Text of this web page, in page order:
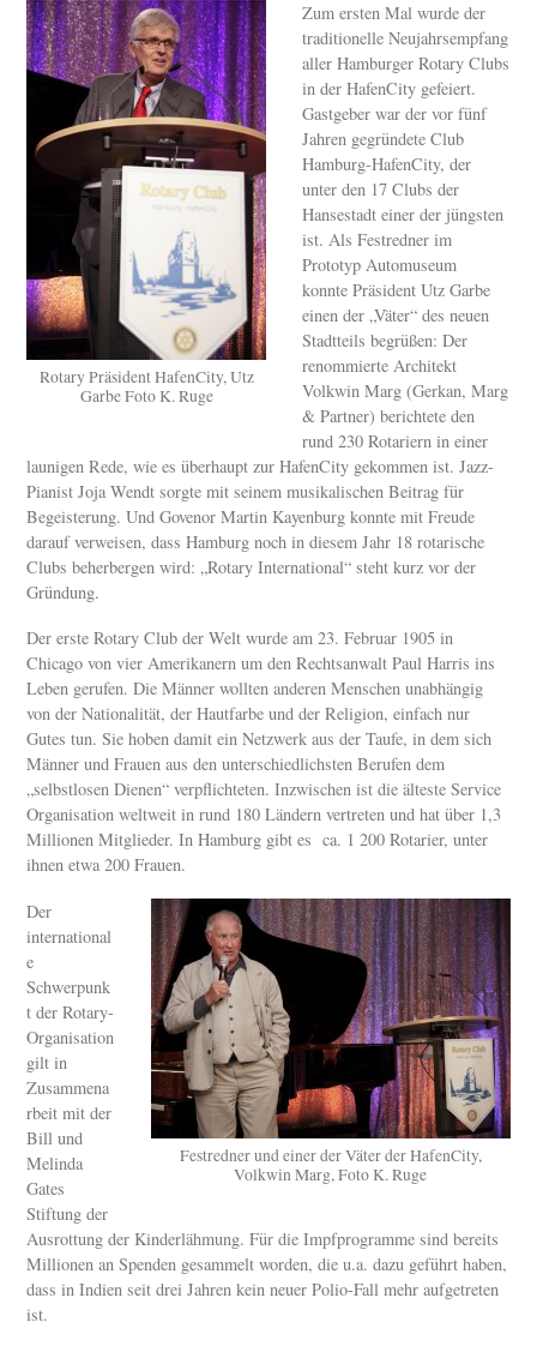
Rotary Präsident HafenCity, Utz
Garbe Foto K. Ruge
Zum ersten Mal wurde der
traditionelle Neujahrsempfang
aller Hamburger Rotary Clubs
in der HafenCity gefeiert.
Gastgeber war der vor fünf
Jahren gegründete Club
Hamburg-HafenCity, der
unter den 17 Clubs der
Hansestadt einer der jüngsten
ist. Als Festredner im
Prototyp Automuseum
konnte Präsident Utz Garbe
einen der „Väter“ des neuen
Stadtteils begrüßen: Der
renommierte Architekt
Volkwin Marg (Gerkan, Marg
& Partner) berichtete den
rund 230 Rotariern in einer
launigen Rede, wie es überhaupt zur HafenCity gekommen ist. Jazz-
Pianist Joja Wendt sorgte mit seinem musikalischen Beitrag für
Begeisterung. Und Govenor Martin Kayenburg konnte mit Freude
darauf verweisen, dass Hamburg noch in diesem Jahr 18 rotarische
Clubs beherbergen wird: „Rotary International“ steht kurz vor der
Gründung.
Der erste Rotary Club der Welt wurde am 23. Februar 1905 in
Chicago von vier Amerikanern um den Rechtsanwalt Paul Harris ins
Leben gerufen. Die Männer wollten anderen Menschen unabhängig
von der Nationalität, der Hautfarbe und der Religion, einfach nur
Gutes tun. Sie hoben damit ein Netzwerk aus der Taufe, in dem sich
Männer und Frauen aus den unterschiedlichsten Berufen dem
„selbstlosen Dienen“ verpflichteten. Inzwischen ist die älteste Service
Organisation weltweit in rund 180 Ländern vertreten und hat über 1,3
Millionen Mitglieder. In Hamburg gibt es ca. 1 200 Rotarier, unter
ihnen etwa 200 Frauen.
Festredner und einer der Väter der HafenCity,
Volkwin Marg, Foto K. Ruge
Der
international
e
Schwerpunk
t der Rotary-
Organisation
gilt in
Zusammena
rbeit mit der
Bill und
Melinda
Gates
Stiftung der
Ausrottung der Kinderlähmung. Für die Impfprogramme sind bereits
Millionen an Spenden gesammelt worden, die u.a. dazu geführt haben,
dass in Indien seit drei Jahren kein neuer Polio-Fall mehr aufgetreten
ist.